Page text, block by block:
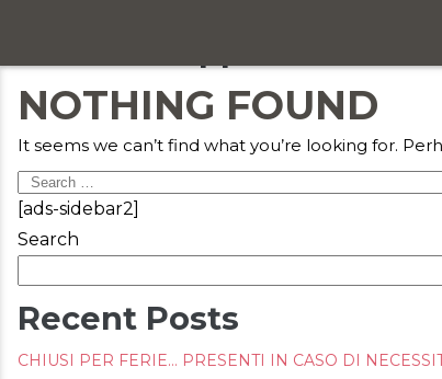
Chi siamo
Formazione
Eventi
Ricerca e selezione
NOTHING FOUND
It seems we can’t find what you’re looking for.
Search
for:
[ads-sidebar2]
Search
Recent Posts
CHIUSI PER FERIE… PRESENTI IN CASO DI